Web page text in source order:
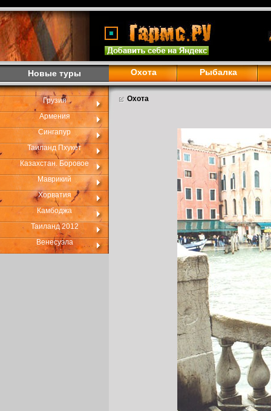
Новые туры Охота Рыбалка
Грузия
Армения
Сингапур
Таиланд Пхукет
Казахстан. Боровое
Маврикий
Хорватия
Камбоджа
Таиланд 2012
Венесуэла
Охота